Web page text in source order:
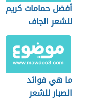
أفضل حمامات كريم
للشعر الجاف
والمتقصف
ما هي فوائد
الصبار للشعر